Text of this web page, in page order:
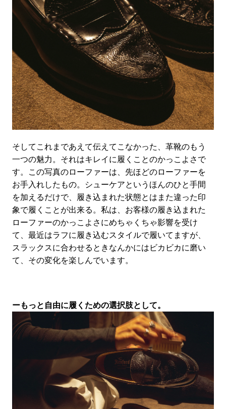
そしてこれまであえて伝えてこなかった、革靴のもう
一つの魅力。それはキレイに履くことのかっこよさで
す。この写真のローファーは、先ほどのローファーを
お手入れしたもの。シューケアというほんのひと手間
を加えるだけで、履き込まれた状態とはまた違った印
象で履くことが出来る。私は、お客様の履き込まれた
ローファーのかっこよさにめちゃくちゃ影響を受け
て、最近はラフに履き込むスタイルで履いてますが、
スラックスに合わせるときなんかにはビカビカに磨い
て、その変化を楽しんでいます。
ーもっと自由に履くための選択肢として。